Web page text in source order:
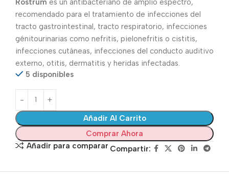
Rostrum es un antibacteriano de amplio espectro,
recomendado para el tratamiento de infecciones del
tracto gastrointestinal, tracto respiratorio, infecciones
génitourinarias como nefritis, pielonefritis o cistitis,
infecciones cutáneas, infecciones del conducto auditivo
externo, otitis, dermatitis y heridas infectadas.
5 disponibles
Añadir Al Carrito
Comprar Ahora
Añadir para comparar Compartir: